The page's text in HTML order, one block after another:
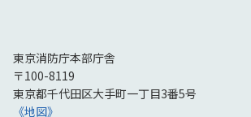
東京消防庁本部庁舎
〒100-8119
東京都千代田区大手町一丁目3番5号
《地図》